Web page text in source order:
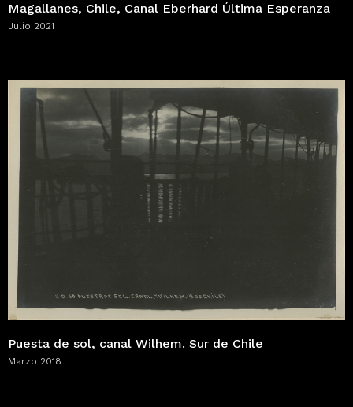
Magallanes, Chile, Canal Eberhard Última Esperanza
Julio 2021
Puesta de sol, canal Wilhem. Sur de Chile
Marzo 2018